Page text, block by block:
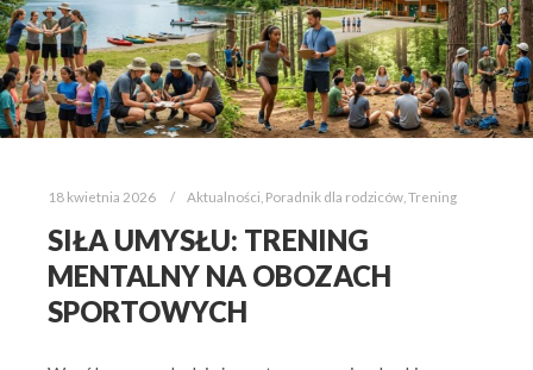
18 kwietnia 2026 Aktualności Poradnik dla rodziców Trening
SIŁA UMYSŁU: TRENING
MENTALNY NA OBOZACH
SPORTOWYCH